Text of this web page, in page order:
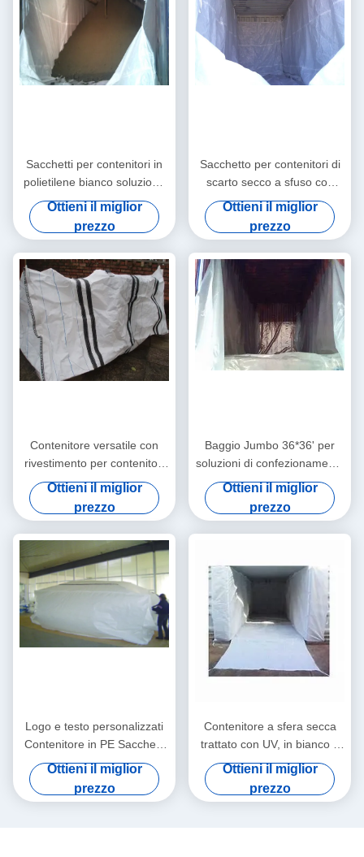
Sacchetti per contenitori in
polietilene bianco soluzione
di imballaggio definitiva per
la spedizione a grandi
dimensioni
Ottieni il miglior
prezzo
Sacchetto per contenitori di
scarto secco a sfuso con
rivestimento antiscivolo
Ottieni il miglior
prezzo
Contenitore versatile con
rivestimento per contenitori
39*39
Ottieni il miglior
prezzo
Baggio Jumbo 36*36' per
soluzioni di confezionamento
personalizzate
Ottieni il miglior
prezzo
Logo e testo personalizzati
Contenitore in PE Sacchetti
di rivestimento UV trattati
Ottieni il miglior
prezzo
Contenitore a sfera secca
trattato con UV, in bianco o
stampato per la spedizione e
la movimentazione del carico
Ottieni il miglior
prezzo